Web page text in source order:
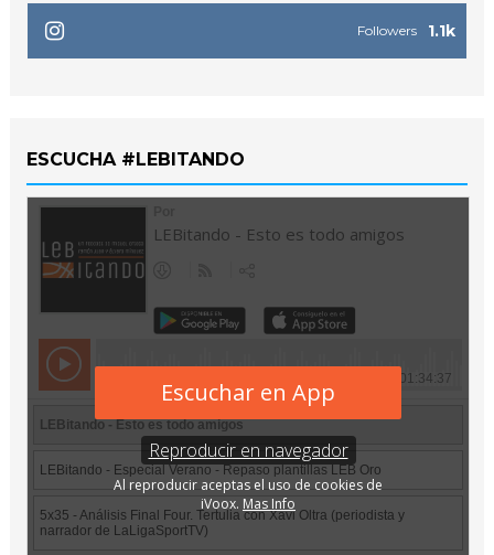
1.1k
Followers
ESCUCHA #LEBITANDO